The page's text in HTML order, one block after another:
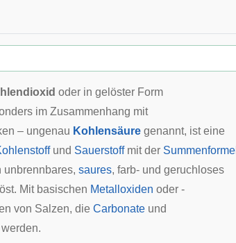
oder in gelöster Form
im Zusammenhang mit
– ungenau Kohlensäure genannt, ist eine
und Sauerstoffmit der Summenformel
unbrennbares, saures, farb- und geruchloses
Mit basischen Metalloxiden oder -
von Salzen, die Carbonate und